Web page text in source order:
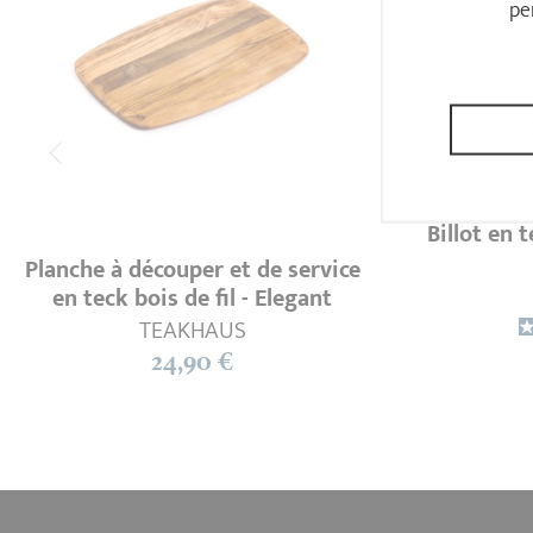
Planche à découper et de service
en teck bois de fil - Elegant
TEAKHAUS
24,90 €
Billot en